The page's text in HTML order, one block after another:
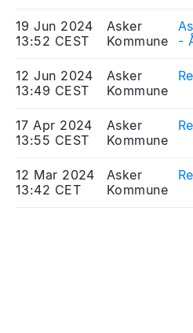
19 Jun 2024
13:52 CEST
Asker
Kommune
-
12 Jun 2024
13:49 CEST
Asker
Kommune
17 Apr 2024
13:55 CEST
Asker
Kommune
12 Mar 2024
13:42 CET
Asker
Kommune